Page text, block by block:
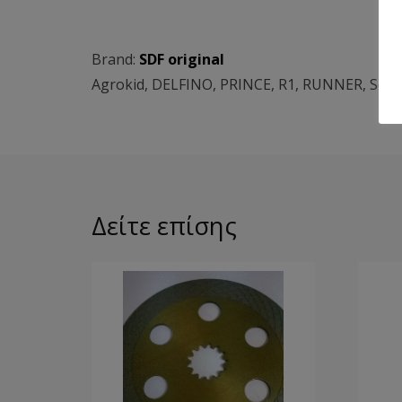
Brand: SDF original
Agrokid, DELFINO, PRINCE, R1, RUNNER,
Δείτε επίσης